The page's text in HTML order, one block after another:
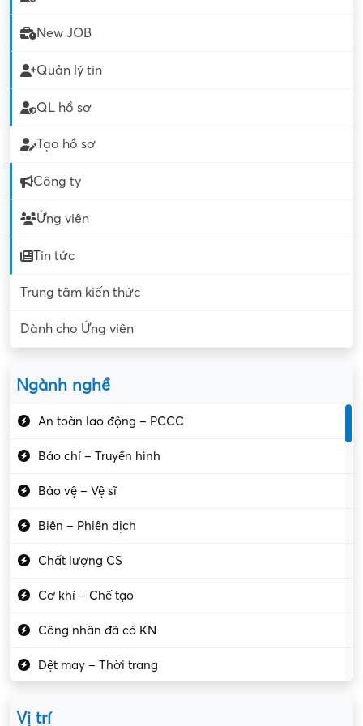
New JOB
Quản lý tin
QL hồ sơ
Tạo hồ sơ
Công ty
Ứng viên
Tin tức
Trung tâm kiến thức
Dành cho Ứng viên
Ngành nghề
An toàn lao động – PCCC
Báo chí – Truyền hình
Bảo vệ – Vệ sĩ
Biên – Phiên dịch
Chất lượng CS
Cơ khí – Chế tạo
Công nhân đã có KN
Dệt may – Thời trang
Vị trí